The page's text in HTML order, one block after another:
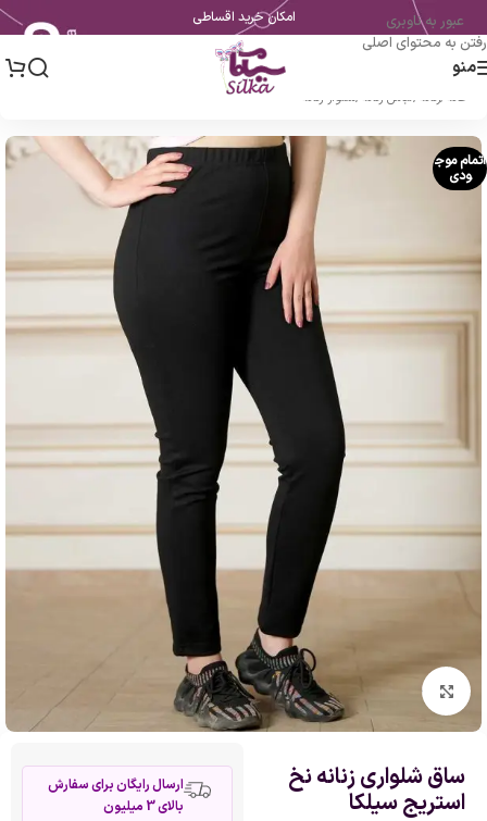
عبور به ناوبری
رفتن به محتوای اصلی
امکان خرید اقساطی
منو
خانه /زنانه /لباس زنانه /شلوار زنانه
اتمام موج
ودی
بزرگنمایی تصویر
ساق شلواری زنانه نخ
استریج سیلکا
ارسال رایگان برای سفارش
بالای 3 میلیون